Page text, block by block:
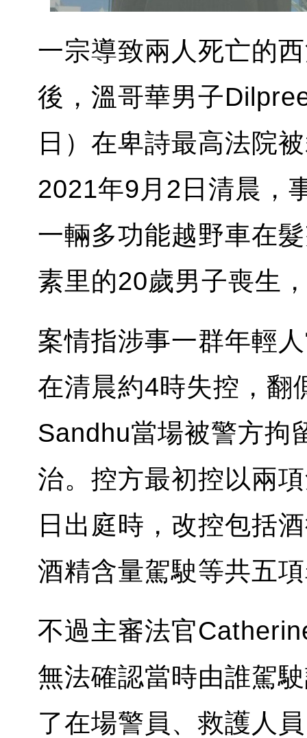
一宗導致兩人死亡的
後，溫哥華男子
日）在卑詩最高法院
2021年9月2日清晨，
一輛多功能越野車在
素里的20歲男子喪生
案情指涉事一群年輕
在清晨約4時失控，翻
Sandhu當場被警方拘
治。控方最初控以兩
日出庭時，改控包括
酒精含量駕駛等共五
不過主審法官
無法確認當時由誰駕
了在場警員、救護人